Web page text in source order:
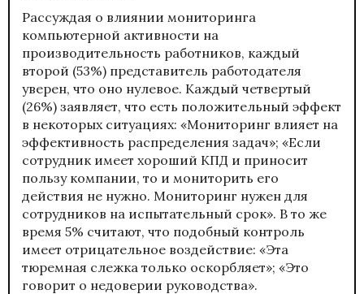
Рассуждая о влиянии мониторинга
компьютерной активности на
производительность работников, каждый
второй (53%) представитель работодателя
уверен, что оно нулевое. Каждый четвертый
(26%) заявляет, что есть положительный эффект
в некоторых ситуациях: «Мониторинг влияет на
эффективность распределения задач»; «Если
сотрудник имеет хороший КПД и приносит
пользу компании, то и мониторить его
действия не нужно. Мониторинг нужен для
сотрудников на испытательный срок». В то же
время 5% считают, что подобный контроль
имеет отрицательное воздействие: «Эта
тюремная слежка только оскорбляет»; «Это
говорит о недоверии руководства».